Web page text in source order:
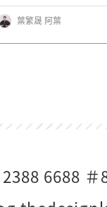
葉繁晟 阿葉
6688 ＃